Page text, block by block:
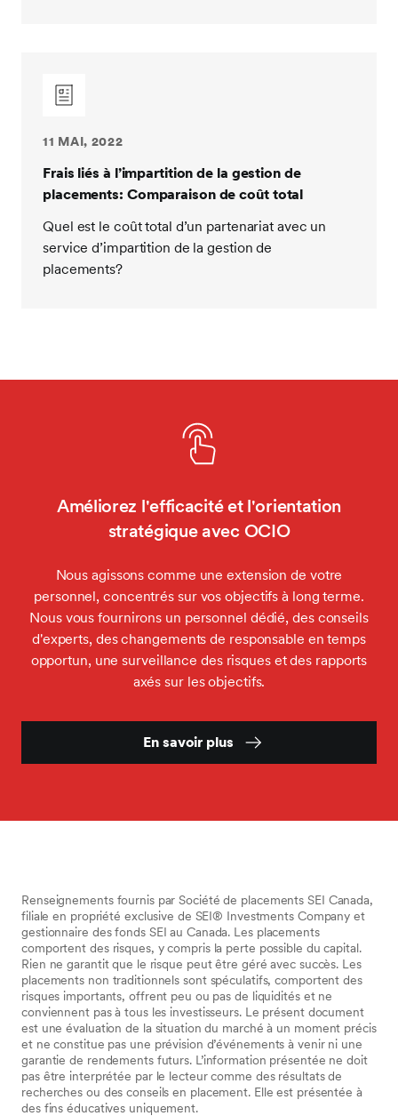
11 MAI, 2022
Frais liés à l’impartition de la gestion de
placements: Comparaison de coût total
Quel est le coût total d’un partenariat avec un
service d’impartition de la gestion de
placements?
Améliorez l'efficacité et l'orientation
stratégique avec OCIO
Nous agissons comme une extension de votre
personnel, concentrés sur vos objectifs à long terme.
Nous vous fournirons un personnel dédié, des conseils
d'experts, des changements de responsable en temps
opportun, une surveillance des risques et des rapports
axés sur les objectifs.
En savoir plus
Renseignements fournis par Société de placements SEI Canada,
filiale en propriété exclusive de SEI® Investments Company et
gestionnaire des fonds SEI au Canada. Les placements
comportent des risques, y compris la perte possible du capital.
Rien ne garantit que le risque peut être géré avec succès. Les
placements non traditionnels sont spéculatifs, comportent des
risques importants, offrent peu ou pas de liquidités et ne
conviennent pas à tous les investisseurs. Le présent document
est une évaluation de la situation du marché à un moment précis
et ne constitue pas une prévision d’événements à venir ni une
garantie de rendements futurs. L’information présentée ne doit
pas être interprétée par le lecteur comme des résultats de
recherches ou des conseils en placement. Elle est présentée à
des fins éducatives uniquement.